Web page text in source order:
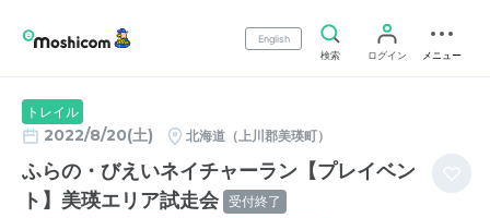
English
検索
ログイン メニュー
トレイル
2022/8/20(土) 北海道（上川郡美瑛町）
ふらの・びえいネイチャーラン【プレイベン
ト】美瑛エリア試走会 受付終了